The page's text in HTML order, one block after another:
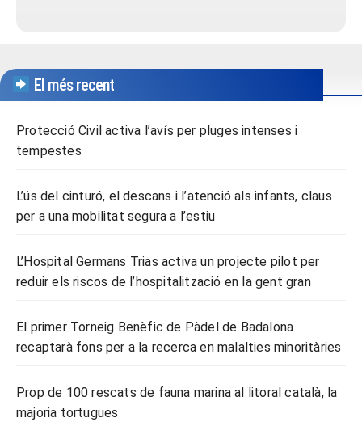
El més recent
Protecció Civil activa l’avís per pluges intenses i
tempestes
L’ús del cinturó, el descans i l’atenció als infants, claus
per a una mobilitat segura a l’estiu
L’Hospital Germans Trias activa un projecte pilot per
reduir els riscos de l’hospitalització en la gent gran
El primer Torneig Benèfic de Pàdel de Badalona
recaptarà fons per a la recerca en malalties minoritàries
Prop de 100 rescats de fauna marina al litoral català, la
majoria tortugues